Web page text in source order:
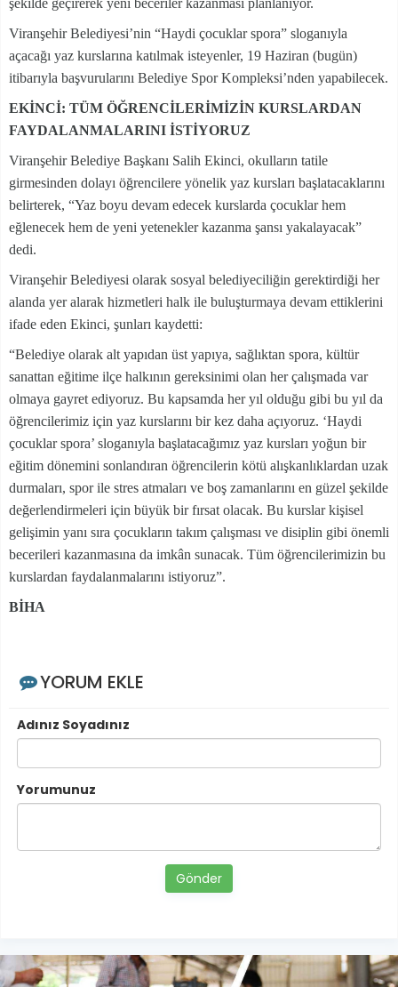
şekilde geçirerek yeni beceriler kazanması planlanıyor.
Viranşehir Belediyesi’nin “Haydi çocuklar spora” sloganıyla
açacağı yaz kurslarına katılmak isteyenler, 19 Haziran (bugün)
itibarıyla başvurularını Belediye Spor Kompleksi’nden yapabilecek.
EKİNCİ: TÜM ÖĞRENCİLERİMİZİN KURSLARDAN
FAYDALANMALARINI İSTİYORUZ
Viranşehir Belediye Başkanı Salih Ekinci, okulların tatile
girmesinden dolayı öğrencilere yönelik yaz kursları başlatacaklarını
belirterek, “Yaz boyu devam edecek kurslarda çocuklar hem
eğlenecek hem de yeni yetenekler kazanma şansı yakalayacak”
dedi.
Viranşehir Belediyesi olarak sosyal belediyeciliğin gerektirdiği her
alanda yer alarak hizmetleri halk ile buluşturmaya devam ettiklerini
ifade eden Ekinci, şunları kaydetti:
“Belediye olarak alt yapıdan üst yapıya, sağlıktan spora, kültür
sanattan eğitime ilçe halkının gereksinimi olan her çalışmada var
olmaya gayret ediyoruz. Bu kapsamda her yıl olduğu gibi bu yıl da
öğrencilerimiz için yaz kurslarını bir kez daha açıyoruz. ‘Haydi
çocuklar spora’ sloganıyla başlatacağımız yaz kursları yoğun bir
eğitim dönemini sonlandıran öğrencilerin kötü alışkanlıklardan uzak
durmaları, spor ile stres atmaları ve boş zamanlarını en güzel şekilde
değerlendirmeleri için büyük bir fırsat olacak. Bu kurslar kişisel
gelişimin yanı sıra çocukların takım çalışması ve disiplin gibi önemli
becerileri kazanmasına da imkân sunacak. Tüm öğrencilerimizin bu
kurslardan faydalanmalarını istiyoruz”.
BİHA
YORUM EKLE
Adınız Soyadınız
Yorumunuz
Gönder